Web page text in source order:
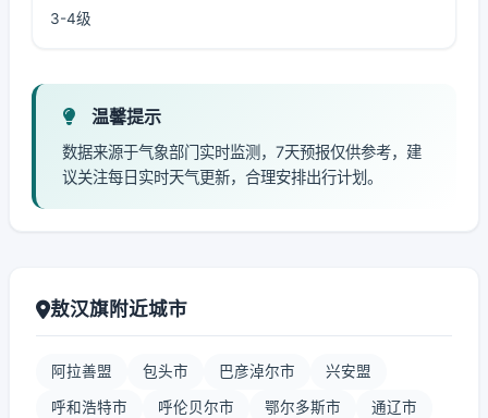
3-4级
温馨提示
数据来源于气象部门实时监测，7天预报仅供参考，建
议关注每日实时天气更新，合理安排出行计划。
敖汉旗附近城市
阿拉善盟 包头市 巴彦淖尔市 兴安盟
呼和浩特市 呼伦贝尔市 鄂尔多斯市 通辽市